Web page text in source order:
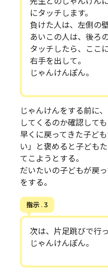
にタッチします。
負けた人は、左側の
あいこの人は、後ろ
タッチしたら、ここ
右手を出して。
じゃんけんぽん。
じゃんけんをする前に
してくるのか確認しても
早くに戻ってきた子ど
い」と褒めると子ども
てこようとする。
だいたいの子どもが戻
をする。
指示 . 3
次は、片足跳びで行っ
じゃんけんぽん。